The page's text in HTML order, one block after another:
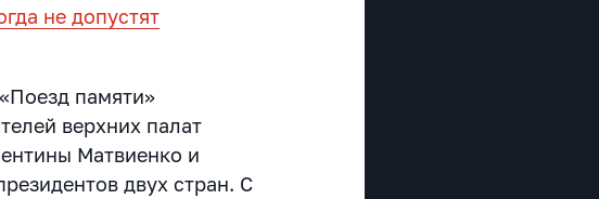
не допустят
памяти»
верхних палат
Матвиенко и
двух стран. С